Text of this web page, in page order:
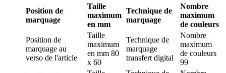
Position de
marquage
Taille
maximum
en mm
Technique de
marquage
Nombre
maximum
de couleurs
Position de
marquage au
verso de l'article
Taille
maximum
en mm 80
x 60
Technique de
marquage
transfert digital
Nombre
maximum
de couleurs
99